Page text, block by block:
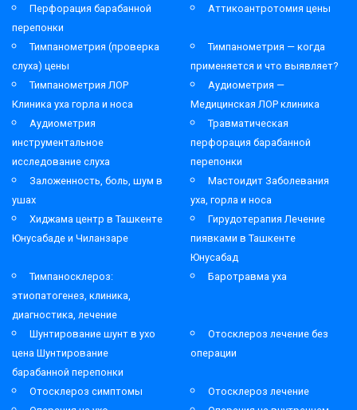
Перфорация барабанной
перепонки
Аттикоантротомия цены
Тимпанометрия (проверка
слуха) цены
Тимпанометрия — когда
применяется и что выявляет?
Тимпанометрия ЛОР
Клиника уха горла и носа
Аудиометрия —
Медицинская ЛОР клиника
Аудиометрия
инструментальное
исследование слуха
Травматическая
перфорация барабанной
перепонки
Заложенность, боль, шум в
ушах
Мастоидит Заболевания
уха, горла и носа
Хиджама центр в Ташкенте
Юнусабаде и Чиланзаре
Гирудотерапия Лечение
пиявками в Ташкенте
Юнусабад
Тимпаносклероз:
этиопатогенез, клиника,
диагностика, лечение
Баротравма уха
Шунтирование шунт в ухо
цена Шунтирование
барабанной перепонки
Отосклероз лечение без
операции
Отосклероз симптомы
Отосклероз лечение